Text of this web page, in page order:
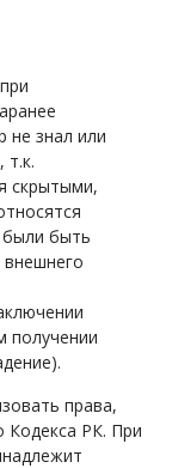
не знал или
т.к.
скрытыми,
были быть
получении
права,
Кодекса РК. При